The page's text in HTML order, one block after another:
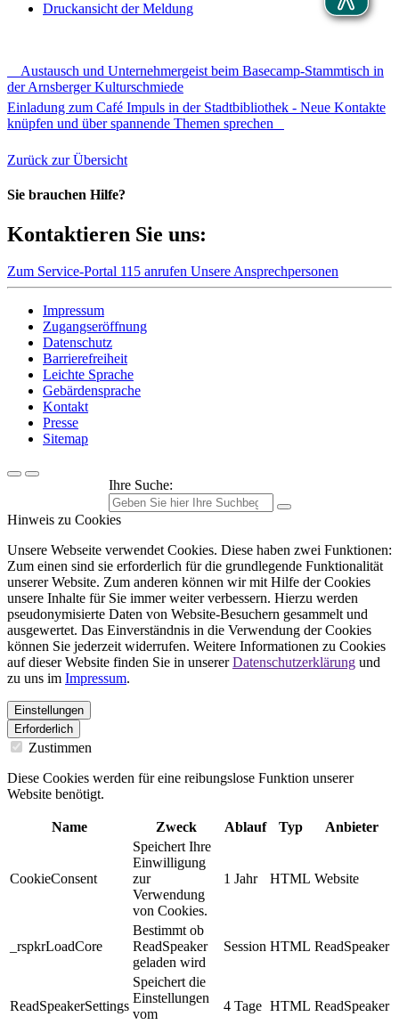
Druckansicht der Meldung
Austausch und Unternehmergeist beim Basecamp-Stammtisch in
der Arnsberger Kulturschmiede
Einladung zum Café Impuls in der Stadtbibliothek - Neue Kontakte
knüpfen und über spannende Themen sprechen
Zurück zur Übersicht
Sie brauchen Hilfe?
Kontaktieren Sie uns:
Zum Service-Portal 115 anrufen Unsere Ansprechpersonen
Impressum
Zugangseröffnung
Datenschutz
Barrierefreiheit
Leichte Sprache
Gebärdensprache
Kontakt
Presse
Sitemap
Ihre Suche:
Hinweis zu Cookies
Unsere Webseite verwendet Cookies. Diese haben zwei Funktionen:
Zum einen sind sie erforderlich für die grundlegende Funktionalität
unserer Website. Zum anderen können wir mit Hilfe der Cookies
unsere Inhalte für Sie immer weiter verbessern. Hierzu werden
pseudonymisierte Daten von Website-Besuchern gesammelt und
ausgewertet. Das Einverständnis in die Verwendung der Cookies
können Sie jederzeit widerrufen. Weitere Informationen zu Cookies
auf dieser Website finden Sie in unsererDatenschutzerklärung und
zu uns im Impressum.
Einstellungen
Erforderlich
Zustimmen
Diese Cookies werden für eine reibungslose Funktion unserer
Website benötigt.
Name Zweck Ablauf Typ Anbieter
CookieConsent
Speichert Ihre
Einwilligung
zur
Verwendung
von Cookies.
1 Jahr HTML Website
_rspkrLoadCore
Bestimmt ob
ReadSpeaker
geladen wird
Session HTML ReadSpeaker
ReadSpeakerSettings
Speichert die
Einstellungen
vom
4 Tage HTML ReadSpeaker